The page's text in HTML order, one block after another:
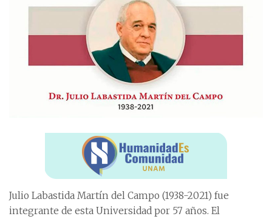
Julio Labastida Martín del Campo (1938-2021) fue
integrante de esta Universidad por 57 años. El